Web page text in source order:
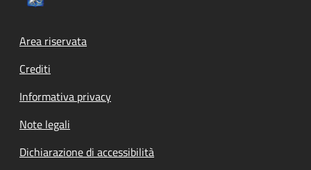
Footer menu
Area riservata
Crediti
Informativa privacy
Note legali
Dichiarazione di accessibilità